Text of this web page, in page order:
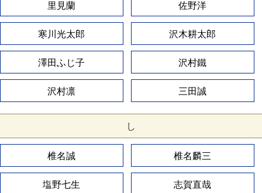
里見蘭 佐野洋
寒川光太郎 沢木耕太郎
澤田ふじ子 沢村鐵
沢村凛 三田誠
し
椎名誠 椎名麟三
塩野七生 志賀直哉